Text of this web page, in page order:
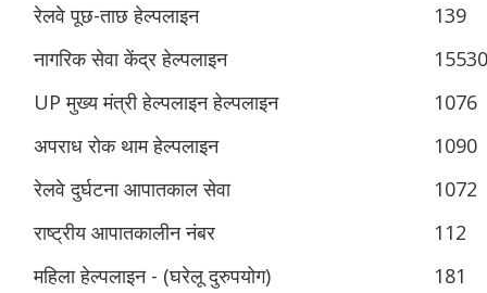
रेलवे पूछ-ताछ हेल्पलाइन
139
नागरिक सेवा केंद्र हेल्पलाइन
UP मुख्य मंत्री हेल्पलाइन हेल्पलाइन
1076
अपराध रोक थाम हेल्पलाइन
1090
रेलवे दुर्घटना आपातकाल सेवा
1072
राष्ट्रीय आपातकालीन नंबर
112
महिला हेल्पलाइन - (घरेलू दुरुपयोग)
181